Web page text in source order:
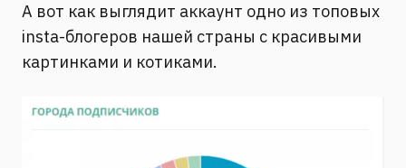
А вот как выглядит аккаунт одно из топовых
insta-блогеров нашей страны с красивыми
картинками и котиками.